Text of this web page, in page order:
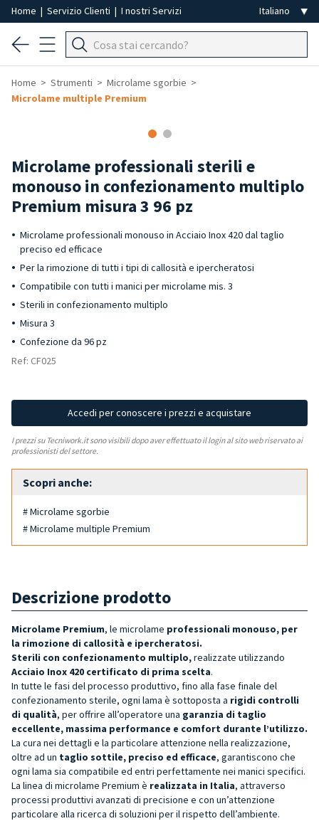
Home | Servizio Clienti | I nostri Servizi
Home Strumenti
Microlame sgorbie
Microlame multiple Premium
Microlame professionali sterili e
monouso in confezionamento multiplo
Premium misura 3 96 pz
Microlame professionali monouso in Acciaio Inox 420 dal taglio
preciso ed efficace
Per la rimozione di tutti i tipi di callosità e ipercheratosi
Compatibile con tutti i manici per microlame mis. 3
Sterili in confezionamento multiplo
Misura 3
Confezione da 96 pz
Ref: CF025
Accedi per conoscere i prezzi e acquistare
I prezzi su Tecniwork.it sono visibili dopo aver effettuato il login al sito web riservato ai
professionisti del settore.
Scopri anche:
# Microlame sgorbie
# Microlame multiple Premium
Descrizione prodotto
Microlame Premium, le microlame professionali monouso, per
la rimozione di callosità e ipercheratosi.
Sterili con confezionamento multiplo,realizzate utilizzando
Acciaio Inox 420 certificato di prima scelta.
In tutte le fasi del processo produttivo, fino alla fase finale del
confezionamento sterile, ogni lama è sottoposta a rigidi controlli
di qualità, per offrire all’operatore una garanzia di taglio
eccellente, massima performance e comfort durante l’utilizzo.
La cura nei dettagli e la particolare attenzione nella realizzazione,
oltre ad un taglio sottile, preciso ed efficace, garantiscono che
ogni lama sia compatibile ed entri perfettamente nei manici specifici.
La linea di microlame Premium è realizzata in Italia, attraverso
processi produttivi avanzati di precisione e con un’attenzione
particolare alla ricerca di soluzioni per il rispetto dell’ambiente.